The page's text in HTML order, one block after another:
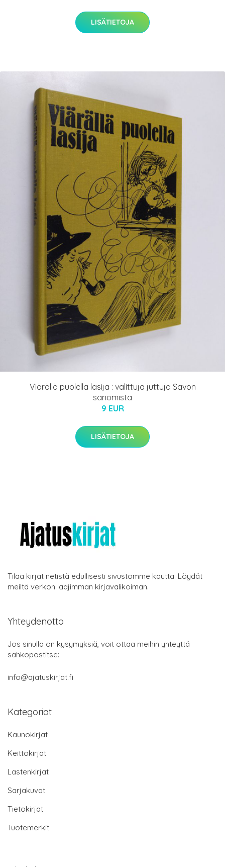
LISÄTIETOJA
Viärällä puolella lasija : valittuja juttuja Savon
sanomista
9 EUR
LISÄTIETOJA
Tilaa kirjat netistä edullisesti sivustomme kautta. Löydät
meiltä verkon laajimman kirjavalikoiman.
Yhteydenotto
Jos sinulla on kysymyksiä, voit ottaa meihin yhteyttä
sähköpostitse:
info@ajatuskirjat.fi
Kategoriat
Kaunokirjat
Keittokirjat
Lastenkirjat
Sarjakuvat
Tietokirjat
Tuotemerkit